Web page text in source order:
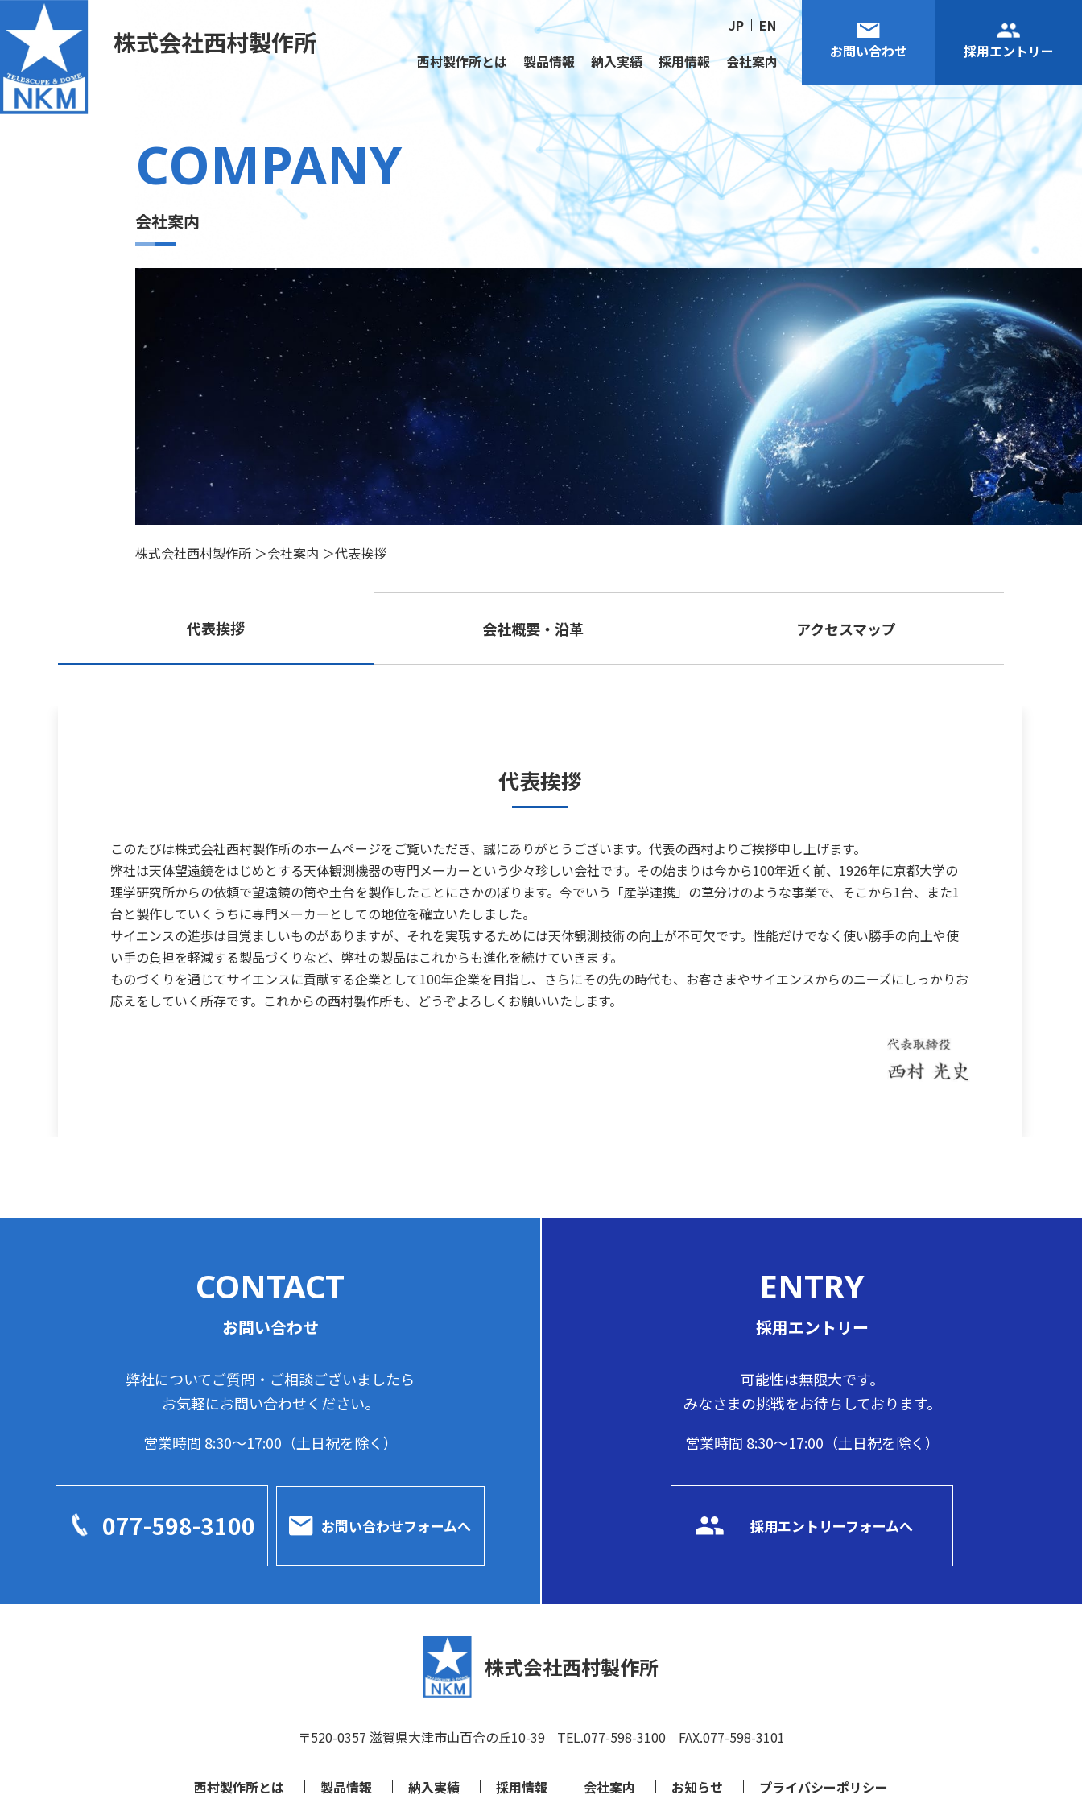
株式会社西村製作所
西村製作所とは 製品情報 納入実績 採用情報 会社案内
お問い合わせ 採用エントリー
JP EN
COMPANY
会社案内
株式会社西村製作所 ＞会社案内 ＞代表挨拶
代表挨拶 会社概要・沿革 アクセスマップ
代表挨拶
このたびは株式会社西村製作所のホームページをご覧いただき、誠にありがとうございます。代表の西村よりご挨拶申し上げます。
弊社は天体望遠鏡をはじめとする天体観測機器の専門メーカーという少々珍しい会社です。その始まりは今から100年近く前、1926年に京都大学の
理学研究所からの依頼で望遠鏡の筒や土台を製作したことにさかのぼります。今でいう「産学連携」の草分けのような事業で、そこから1台、また1
台と製作していくうちに専門メーカーとしての地位を確立いたしました。
サイエンスの進歩は目覚ましいものがありますが、それを実現するためには天体観測技術の向上が不可欠です。性能だけでなく使い勝手の向上や使
い手の負担を軽減する製品づくりなど、弊社の製品はこれからも進化を続けていきます。
ものづくりを通じてサイエンスに貢献する企業として100年企業を目指し、さらにその先の時代も、お客さまやサイエンスからのニーズにしっかりお
応えをしていく所存です。これからの西村製作所も、どうぞよろしくお願いいたします。
CONTACT
お問い合わせ
弊社についてご質問・ご相談ございましたら
お気軽にお問い合わせください。
営業時間 8:30～17:00（土日祝を除く）
077-598-3100 お問い合わせフォームへ
ENTRY
採用エントリー
可能性は無限大です。
みなさまの挑戦をお待ちしております。
営業時間 8:30～17:00（土日祝を除く）
採用エントリーフォームへ
株式会社西村製作所
〒520-0357 滋賀県大津市山百合の丘10-39 TEL.077-598-3100 FAX.077-598-3101
西村製作所とは 製品情報 納入実績 採用情報 会社案内 お知らせ プライバシーポリシー